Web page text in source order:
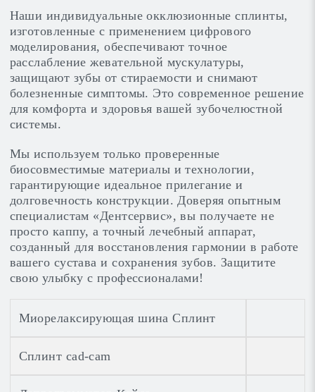
Наши индивидуальные окклюзионные сплинты,
изготовленные с применением цифрового
моделирования, обеспечивают точное
расслабление жевательной мускулатуры,
защищают зубы от стираемости и снимают
болезненные симптомы. Это современное решение
для комфорта и здоровья вашей зубочелюстной
системы.
Мы используем только проверенные
биосовместимые материалы и технологии,
гарантирующие идеальное прилегание и
долговечность конструкции. Доверяя опытным
специалистам «Дентсервис», вы получаете не
просто каппу, а точный лечебный аппарат,
созданный для восстановления гармонии в работе
вашего сустава и сохранения зубов. Защитите
свою улыбку с профессионалами!
Миорелаксирующая шина Сплинт
Сплинт cad-cam